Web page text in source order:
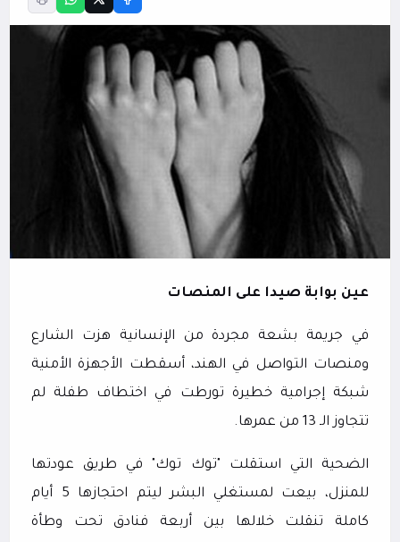
عين بوابة صيدا على المنصات
في جريمة بشعة مجردة من الإنسانية هزت الشارع
ومنصات التواصل في الهند، أسقطت الأجهزة الأمنية
شبكة إجرامية خطيرة تورطت في اختطاف طفلة لم
تتجاوز الـ 13 من عمرها.
الضحية التي استقلت "توك توك" في طريق عودتها
للمنزل، بيعت لمستغلي البشر ليتم احتجازها 5 أيام
كاملة تنقلت خلالها بين أربعة فنادق تحت وطأة